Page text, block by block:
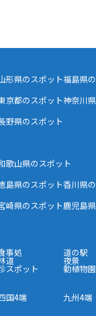
形県のスポット福島県
京都のスポット神奈川
野県のスポット
歌山県のスポット
島県のスポット香川県
崎県のスポット鹿児島
事処 道の駅
道 夜景
スポット 動植物園
国4端 九州4端